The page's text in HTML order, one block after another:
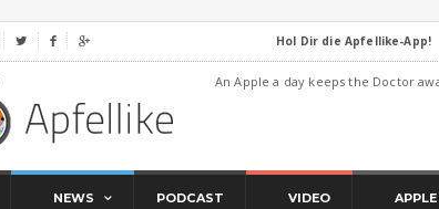
   Hol Dir die Apfellike-App!
An Apple a day keeps the Doctor
NEWS PODCAST VIDEO APPLE